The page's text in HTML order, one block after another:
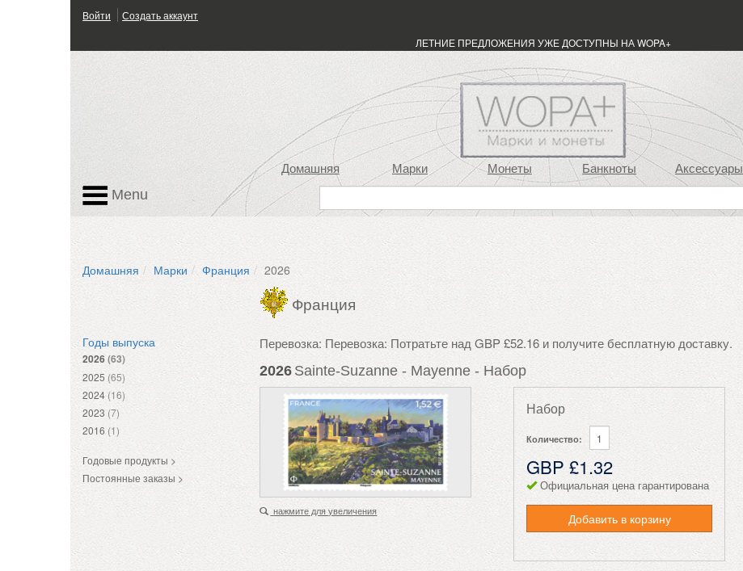
Войти Создать аккаунт
ЛЕТНИЕ ПРЕДЛОЖЕНИЯ УЖЕ ДОСТУПНЫ НА WOPA+
Домашняя Марки Монеты Банкноты Аксессуары
Menu
Домашняя Марки Франция 2026
Годы выпуска
2026(63)
2025 (65)
2024 (16)
2023 (7)
2016 (1)
Годовые продукты >
Постоянные заказы >
Франция
Перевозка: Перевозка: Потратьте над GBP £52.16 и получите бесплатную доставку.
2026 Sainte-Suzanne - Mayenne - Набор
нажмите для увеличения
Набор
Количество:
GBP £1.32
Официальная цена гарантирована
Добавить в корзину